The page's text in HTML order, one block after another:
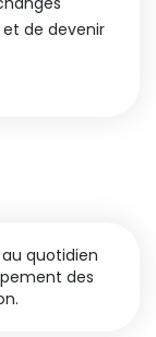
et de devenir
au quotidien
des